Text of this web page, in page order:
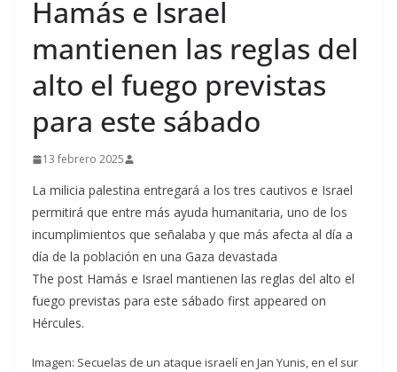
Hamás e Israel
mantienen las reglas del
alto el fuego previstas
para este sábado
13 febrero 2025
La milicia palestina entregará a los tres cautivos e Israel
permitirá que entre más ayuda humanitaria, uno de los
incumplimientos que señalaba y que más afecta al día a
día de la población en una Gaza devastada
The post Hamás e Israel mantienen las reglas del alto el
fuego previstas para este sábado first appeared on
Hércules.
Imagen: Secuelas de un ataque israelí en Jan Yunis, en el sur